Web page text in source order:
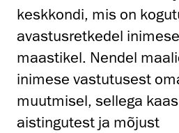
keskkondi, mis on
avastusretkedel
maastikel. Nendel
inimese vastutusest
muutmisel, sellega
aistingutest ja mõjust